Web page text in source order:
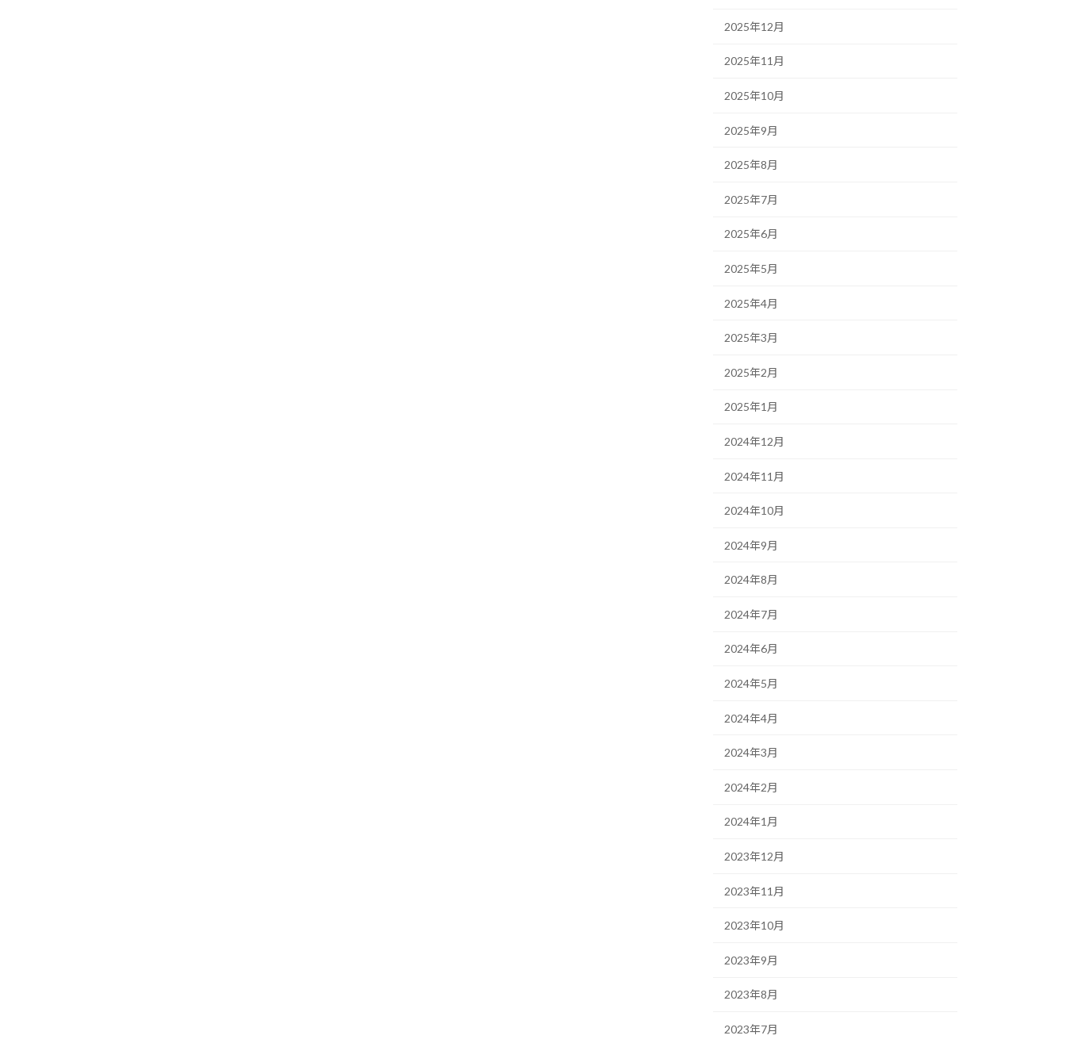
2025年12月
2025年11月
2025年10月
2025年9月
2025年8月
2025年7月
2025年6月
2025年5月
2025年4月
2025年3月
2025年2月
2025年1月
2024年12月
2024年11月
2024年10月
2024年9月
2024年8月
2024年7月
2024年6月
2024年5月
2024年4月
2024年3月
2024年2月
2024年1月
2023年12月
2023年11月
2023年10月
2023年9月
2023年8月
2023年7月